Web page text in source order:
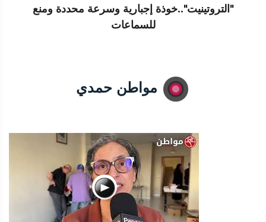
"التروتينيت"..خوذة إجبارية وسرعة محددة ومنع
للسماعات
مواطن حمدي